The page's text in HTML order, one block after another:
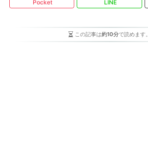
Pocket LINE
この記事は約10分で読めます。